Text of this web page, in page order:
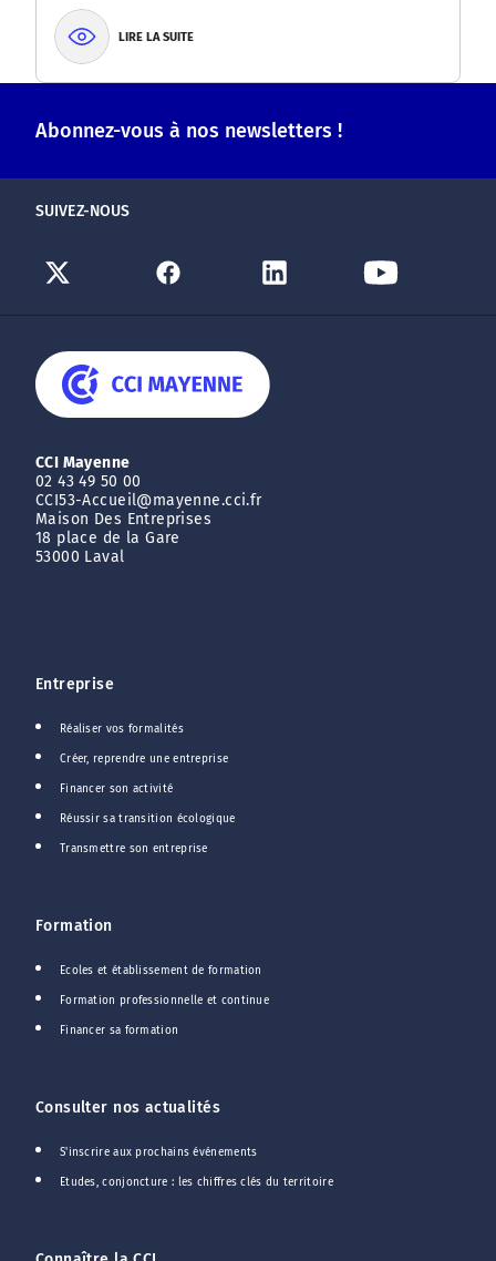
LIRE LA SUITE
Abonnez-vous à nos newsletters !
SUIVEZ-NOUS
CCI Mayenne
02 43 49 50 00
CCI53-Accueil@mayenne.cci.fr
Maison Des Entreprises
18 place de la Gare
53000 Laval
Entreprise
Réaliser vos formalités
Créer, reprendre une entreprise
Financer son activité
Réussir sa transition écologique
Transmettre son entreprise
Formation
Ecoles et établissement de formation
Formation professionnelle et continue
Financer sa formation
Consulter nos actualités
S'inscrire aux prochains événements
Etudes, conjoncture : les chiffres clés du territoire